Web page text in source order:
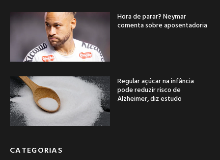
Hora de parar? Neymar
comenta sobre aposentadoria
Regular açúcar na infância
pode reduzir risco de
Alzheimer, diz estudo
CATEGORIAS